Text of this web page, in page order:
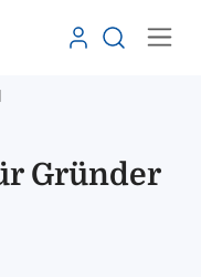
Gründer